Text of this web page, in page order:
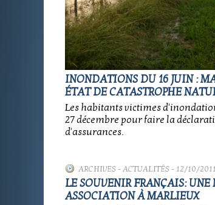
INONDATIONS DU 16 JUIN :
ÉTAT DE CATASTROPHE
Les habitants victimes
27 décembre pour faire la
d'assurances.
ARCHIVES -ACTUALITÉS - 12/10/2011
LE SOUVENIR FRANÇAIS: UNE
ASSOCIATION À MARLIEUX